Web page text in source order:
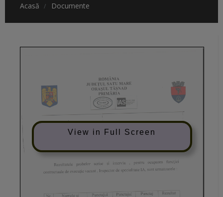
Acasă Documente
View in Full Screen